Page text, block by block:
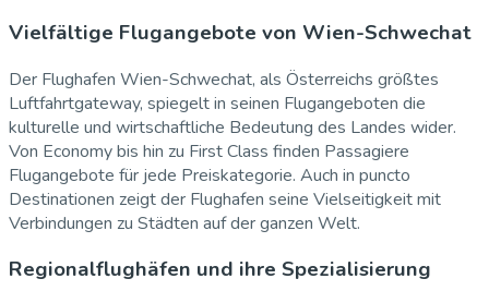
Vielfältige Flugangebote von Wien-Schwechat
Der Flughafen Wien-Schwechat, als Österreichs größtes
Luftfahrtgateway, spiegelt in seinen Flugangeboten die
kulturelle und wirtschaftliche Bedeutung des Landes wider.
Von Economy bis hin zu First Class finden Passagiere
Flugangebote für jede Preiskategorie. Auch in puncto
Destinationen zeigt der Flughafen seine Vielseitigkeit mit
Verbindungen zu Städten auf der ganzen Welt.
Regionalflughäfen und ihre Spezialisierung